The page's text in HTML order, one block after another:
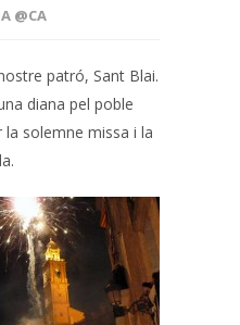
@CA
patró, Sant Blai.
diana pel poble
solemne missa i la